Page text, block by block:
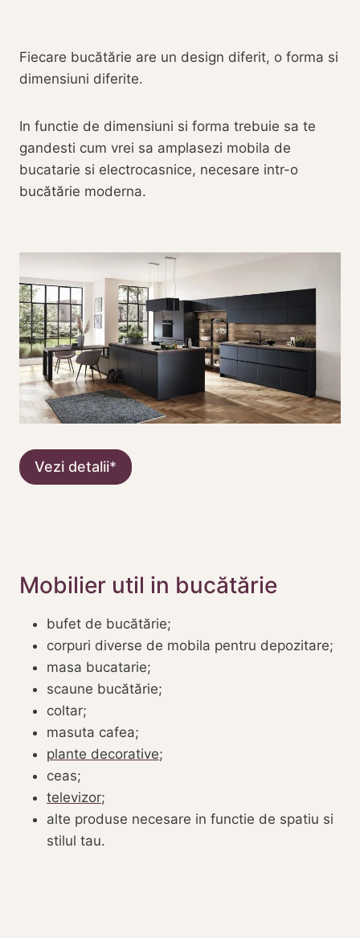
Fiecare bucătărie are un design diferit, o forma si
dimensiuni diferite.
In functie de dimensiuni si forma trebuie sa te
gandesti cum vrei sa amplasezi mobila de
bucatarie si electrocasnice, necesare intr-o
bucătărie moderna.
Vezi detalii
Mobilier util in bucătărie
bufet de bucătărie;
corpuri diverse de mobila pentru depozitare;
masa bucatarie;
scaune bucătărie;
coltar;
masuta cafea;
plante decorative;
ceas;
televizor;
alte produse necesare in functie de spatiu si
stilul tau.